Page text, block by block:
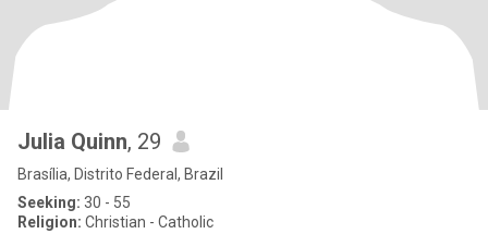
Julia Quinn, 29
Brasília, Distrito Federal, Brazil
Seeking: 30 - 55
Religion: Christian - Catholic